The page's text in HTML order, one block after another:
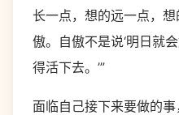
长一点，想的远一点，
傲。自傲不是说‘明日就
得活下去。’”
面临自己接下来要做的